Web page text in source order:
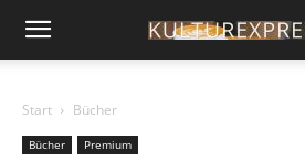
Start Bücher
Bücher Premium